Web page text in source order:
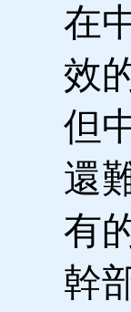
在
效
但
還
有
幹